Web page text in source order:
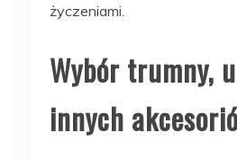
życzeniami.
Wybór trumny,
innych